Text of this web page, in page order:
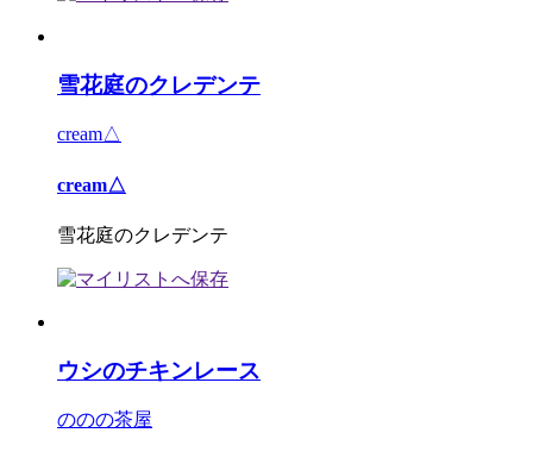
雪花庭のクレデンテ
cream△
cream△
雪花庭のクレデンテ
ウシのチキンレース
ののの茶屋